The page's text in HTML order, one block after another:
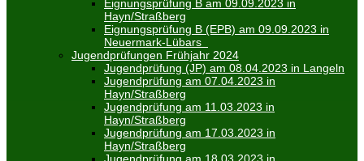
Eignungsprüfung B am 09.09.2023 in
Hayn/Straßberg
Eignungsprüfung B (EPB) am 09.09.2023 in
Neuermark-Lübars
Jugendprüfungen Frühjahr 2024
Jugendprüfung (JP) am 08.04.2023 in Langeln
Jugendprüfung am 07.04.2023 in
Hayn/Straßberg
Jugendprüfung am 11.03.2023 in
Hayn/Straßberg
Jugendprüfung am 17.03.2023 in
Hayn/Straßberg